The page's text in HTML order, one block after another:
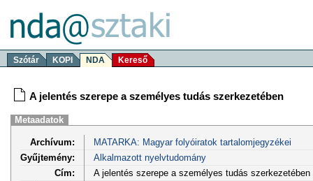
Szótár KOPI NDA Kereső
A jelentés szerepe a személyes tudás szerkezetében
Metaadatok
Archívum:
MATARKA: Magyar folyóiratok tartalomjegyzékei
Gyűjtemény:
Alkalmazott nyelvtudomány
Cím:
A jelentés szerepe a személyes tudás szerkezetében